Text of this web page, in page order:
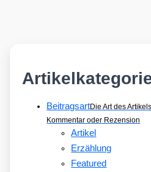
BeitragsartDie Art des
Kommentar oder Rezension
Artikel
Erzählung
Featured